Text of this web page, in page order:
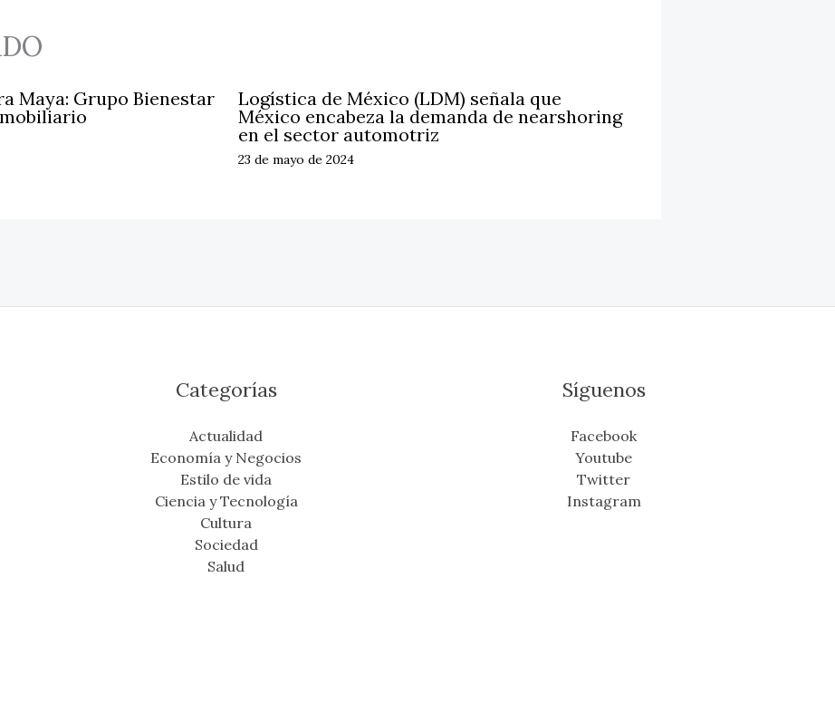
Maya: Grupo Bienestar
Logística de México (LDM) señala que
México encabeza la demanda de nearshoring
en el sector automotriz
23 de mayo de 2024
Categorías
Actualidad
Economía y Negocios
Estilo de vida
Ciencia y Tecnología
Cultura
Sociedad
Salud
Síguenos
Facebook
Youtube
Twitter
Instagram